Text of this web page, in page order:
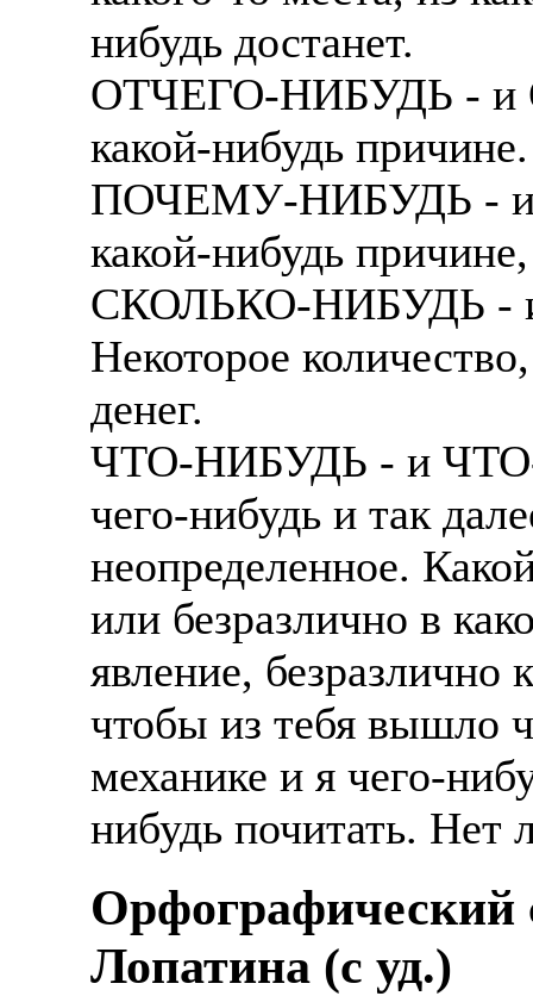
нибудь достанет.
ОТЧЕГО-НИБУДЬ - и
какой-нибудь причине.
ПОЧЕМУ-НИБУДЬ -
какой-нибудь
СКОЛЬКО-НИБУДЬ -
Некоторое
денег.
ЧТО-НИБУДЬ - и ЧТО-
чего-нибудь и так
неопределенное.
или безразлично в
явление,
чтобы из тебя вышло
механике и я чего-
нибудь почитать. Нет
Орфографический
Лопатина (c уд.)